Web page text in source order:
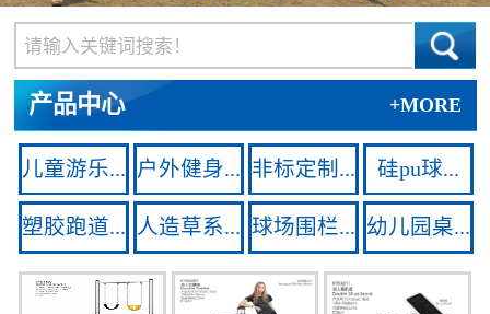
产品中心 +MORE
儿童游乐... 户外健身... 非标定制... 硅pu球...
塑胶跑道... 人造草系... 球场围栏... 幼儿园桌...